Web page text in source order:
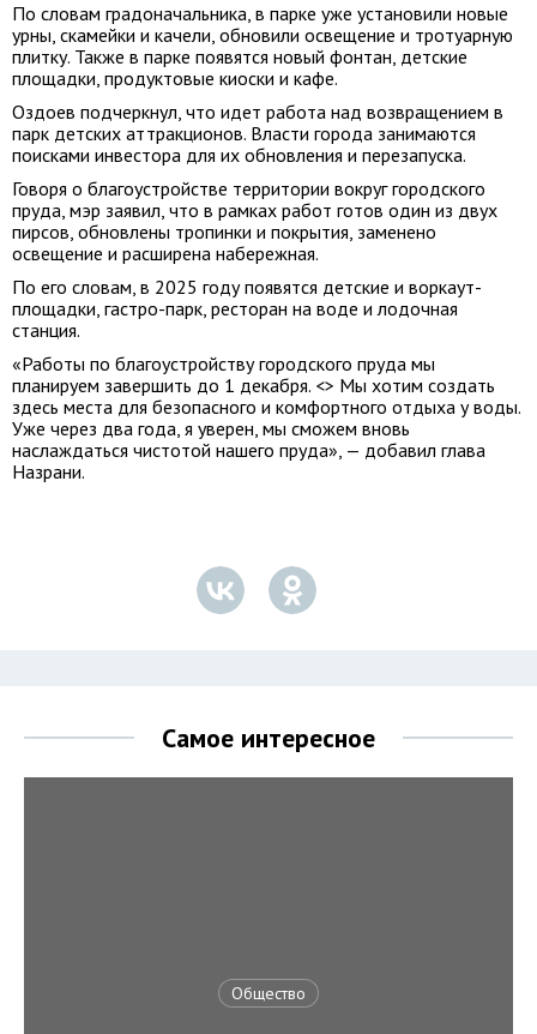
По словам градоначальника, в парке уже установили новые
урны, скамейки и качели, обновили освещение и тротуарную
плитку. Также в парке появятся новый фонтан, детские
площадки, продуктовые киоски и кафе.
Оздоев подчеркнул, что идет работа над возвращением в
парк детских аттракционов. Власти города занимаются
поисками инвестора для их обновления и перезапуска.
Говоря о благоустройстве территории вокруг городского
пруда, мэр заявил, что в рамках работ готов один из двух
пирсов, обновлены тропинки и покрытия, заменено
освещение и расширена набережная.
По его словам, в 2025 году появятся детские и воркаут-
площадки, гастро-парк, ресторан на воде и лодочная
станция.
«Работы по благоустройству городского пруда мы
планируем завершить до 1 декабря. <> Мы хотим создать
здесь места для безопасного и комфортного отдыха у воды.
Уже через два года, я уверен, мы сможем вновь
наслаждаться чистотой нашего пруда», — добавил глава
Назрани.
Самое интересное
Общество